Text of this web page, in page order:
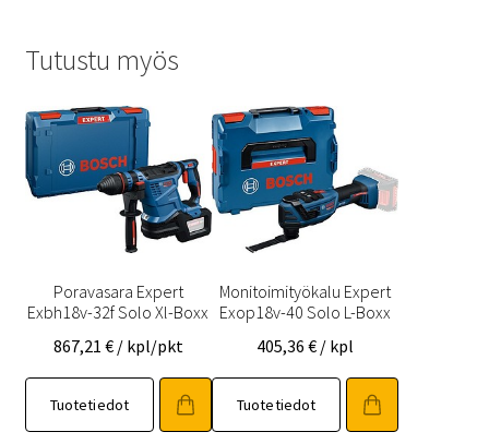
Tutustu myös
Poravasara Expert
Exbh18v-32f Solo Xl-Boxx
867,21 € / kpl/pkt
Tuotetiedot
Monitoimityökalu Expert
Exop18v-40 Solo L-Boxx
405,36€ / kpl
Tuotetiedot